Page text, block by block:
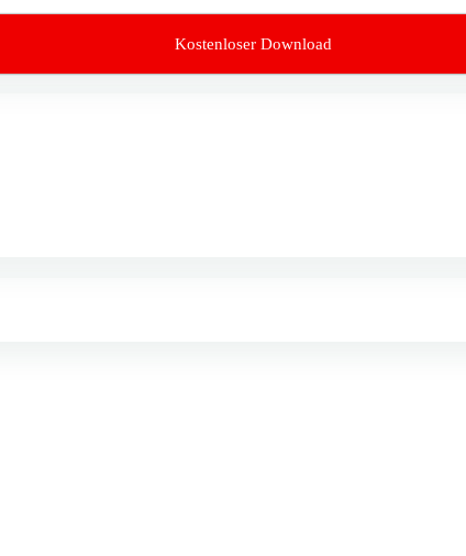
Kostenloser Download